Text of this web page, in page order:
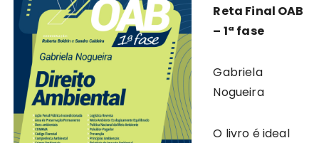
Reta Final OAB
– 1ª fase
Gabriela
Nogueira
O livro é ideal